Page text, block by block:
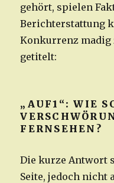
gehört, spielen
Berichterstattung
Konkurrenz madig
getitelt:
„AUF1“: WIE
FERNSEHEN?
Die kurze Antwort
Seite, jedoch nicht